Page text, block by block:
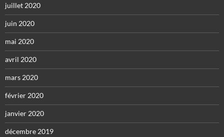
juillet 2020
juin 2020
mai 2020
avril 2020
mars 2020
février 2020
janvier 2020
décembre 2019